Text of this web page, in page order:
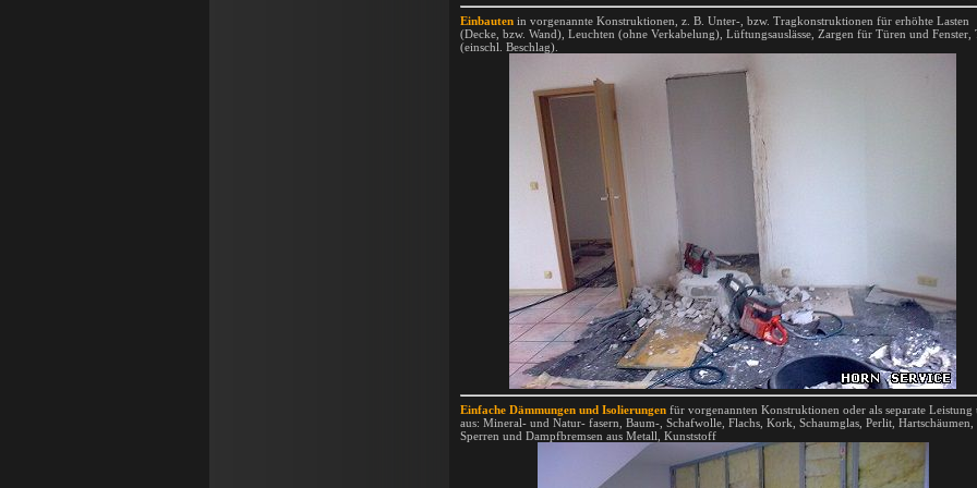
Einbauten in vorgenannte Konstruktionen, z. B. Unter-, bzw. Tragkonstruktionen für erhöhte Lasten
(Decke, bzw. Wand), Leuchten (ohne Verkabelung), Lüftungsauslässe, Zargen für Türen und Fenster,
(einschl. Beschlag).
Einfache Dämmungen und Isolierungen für vorgenannten Konstruktionen oder als separate Leistung
aus: Mineral- und Natur- fasern, Baum-, Schafwolle, Flachs, Kork, Schaumglas, Perlit, Hartschäumen,
Sperren und Dampfbremsen aus Metall, Kunststoff